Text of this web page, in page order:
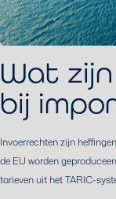
Wat
bij
Invoerrechten zijn
de EU worden
tarieven uit het TARIC-